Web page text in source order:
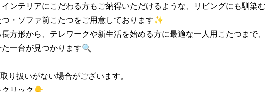
ンテリアにこだわる方もご納得いただけるような、リビングにも馴染む
つ・ソファ前こたつをご用意しております✨
方形から、テレワークや新生活を始める方に最適な一人用こたつまで、
一台が見つかります🔍
り扱いがない場合がございます。
リック👇